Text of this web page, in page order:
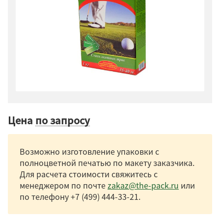
Цена по запросу
Возможно изготовление упаковки с
полноцветной печатью по макету заказчика.
Для расчета стоимости свяжитесь с
менеджером по почтеzakaz@the-pack.ru или
по телефону+7 (499) 444-33-21.